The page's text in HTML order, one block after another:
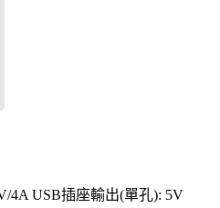
4A USB插座輸出(單孔): 5V